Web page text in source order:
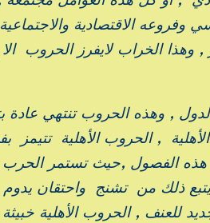
وفروعه الاقتصادية
الخراب لايفرز الحروب الا
, وهذه الحروب تنتهي عادة
, الحروب الأهلية تتيمز
الفصول ,حيث تستمر الحرب
ذلك من تشنج واحتقان
للعنف , الحروب الأهلية خبيثة